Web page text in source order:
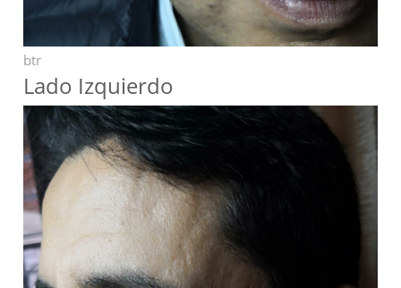
btr
Lado Izquierdo